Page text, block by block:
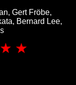
Gert Fröbe,
Bernard Lee,